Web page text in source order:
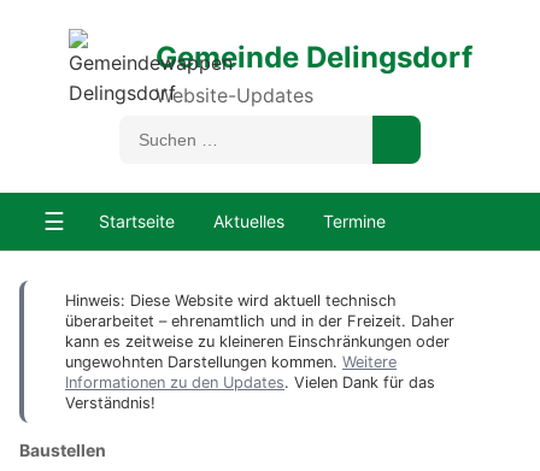
Gemeinde Delingsdorf
Website-Updates
☰ Startseite Aktuelles Termine
Hinweis: Diese Website wird aktuell technisch
überarbeitet – ehrenamtlich und in der Freizeit. Daher
kann es zeitweise zu kleineren Einschränkungen oder
ungewohnten Darstellungen kommen. Weitere
Informationen zu den Updates. Vielen Dank für das
Verständnis!
Baustellen